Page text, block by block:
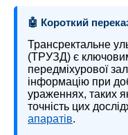
🤖 Короткий
Трансректальне
(ТРУЗД) є
передміхурової
інформацію при
ураженнях, таких
точність цих
апаратів.